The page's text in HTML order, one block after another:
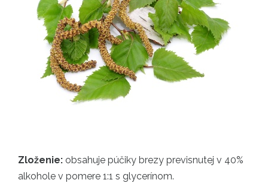
Zloženie: obsahuje púčiky brezy previsnutej v 40%
alkohole v pomere 1:1 s glycerínom.